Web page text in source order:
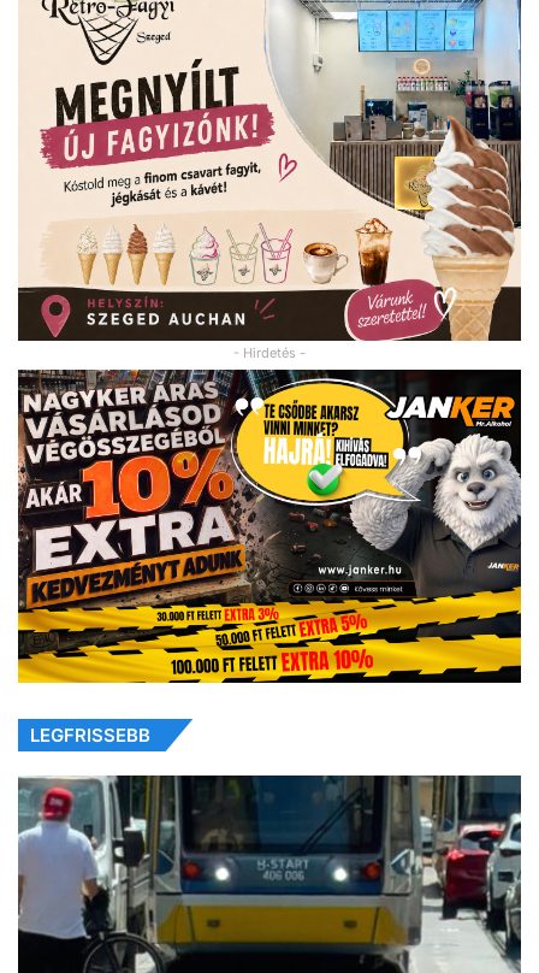
- Hirdetés -
LEGFRISSEBB